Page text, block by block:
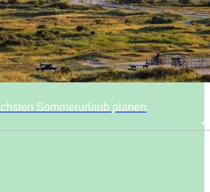
Sommerurlaub planen